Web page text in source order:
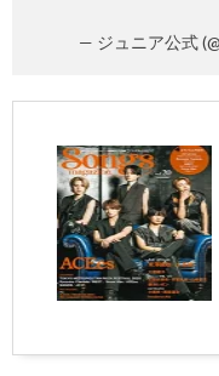
— ジュニア公式